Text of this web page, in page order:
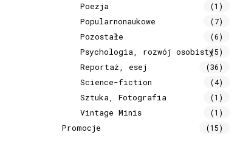
Poezja (1)
Popularnonaukowe (7)
Pozostałe (6)
Psychologia, rozwój osobisty(5)
Reportaż, esej (36)
Science-fiction (4)
Sztuka, Fotografia (1)
Vintage Minis (1)
Promocje (15)